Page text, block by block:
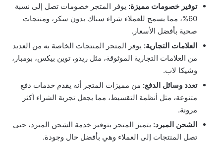
توفير خصومات مميزة: يوفر المتجر خصومات تصل إلى نسبة
60%، مما يسمح للعملاء شراء سناك بدون سكر، ومنتجات
صحية بأفضل الأسعار.
العلامات التجارية: يوفر المتجر المنتجات الخاصة به من العديد
من العلامات التجارية الموثوقة، مثل ريدو، توين بيكس، بومبار،
وشيكا لاب.
تعدد وسائل الدفع: من مميزات المتجر أنه يقدم خدمات دفع
متنوعة، مثل أنظمة التقسيط، مما يجعل تجربة الشراء أكثر
مرونة.
الشحن المبرد: يتميز المتجر بتوفير خدمة الشحن المبرد، حتى
تصل المنتجات إلى العملاء وهي بأفضل حال وجودة.